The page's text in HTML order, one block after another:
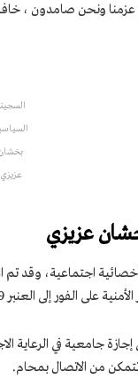
عزمنا ونحن صامدون ،
عزيزي
عزيزي
الواقع في سجن إيفين والتابع لوزارة المخابرات.
جامعية في الرعاية
تتمكن من الاتصال بمحام.